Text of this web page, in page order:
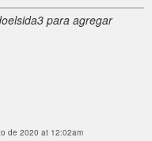
para agregar
de 2020 at 12:02am